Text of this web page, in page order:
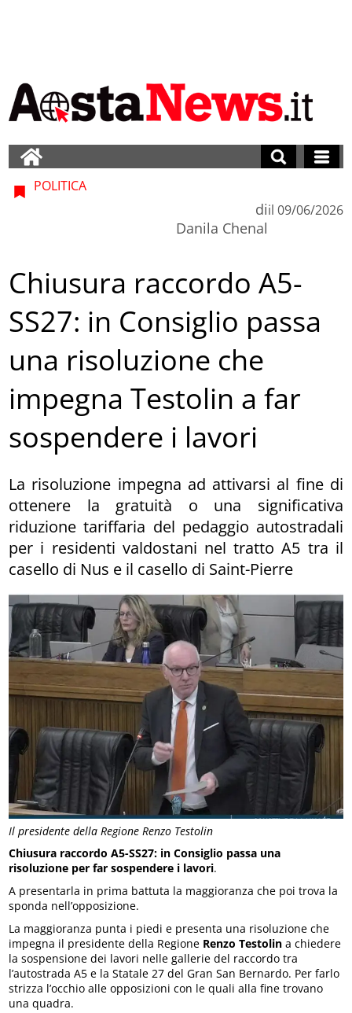
Il presidente della Regione Renzo Testolin
POLITICA
di
Danila Chenal
il 09/06/2026
Chiusura raccordo A5-
SS27: in Consiglio passa
una risoluzione che
impegna Testolin a far
sospendere i lavori
La risoluzione impegna ad attivarsi al fine di
ottenere la gratuità o una significativa
riduzione tariffaria del pedaggio autostradali
per i residenti valdostani nel tratto A5 tra il
casello di Nus e il casello di Saint-Pierre
Chiusura raccordo A5-SS27: in Consiglio passa una
risoluzione per far sospendere i lavori.
A presentarla in prima battuta la maggioranza che poi trova la
sponda nell’opposizione.
La maggioranza punta i piedi e presenta una risoluzione che
impegna il presidente della Regione Renzo Testolin a chiedere
la sospensione dei lavori nelle gallerie del raccordo tra
l’autostrada A5 e la Statale 27 del Gran San Bernardo. Per farlo
strizza l’occhio alle opposizioni con le quali alla fine trovano
una quadra.